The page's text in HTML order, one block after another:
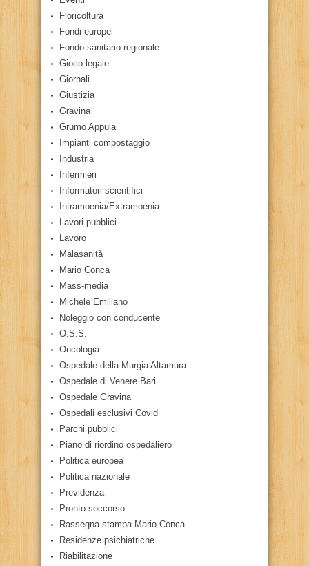
Floricoltura
Fondi europei
Fondo sanitario regionale
Gioco legale
Giornali
Giustizia
Gravina
Grumo Appula
Impianti compostaggio
Industria
Infermieri
Informatori scientifici
Intramoenia/Extramoenia
Lavori pubblici
Lavoro
Malasanità
Mario Conca
Mass-media
Michele Emiliano
Noleggio con conducente
O.S.S.
Oncologia
Ospedale della Murgia Altamura
Ospedale di Venere Bari
Ospedale Gravina
Ospedali esclusivi Covid
Parchi pubblici
Piano di riordino ospedaliero
Politica europea
Politica nazionale
Previdenza
Pronto soccorso
Rassegna stampa Mario Conca
Residenze psichiatriche
Riabilitazione